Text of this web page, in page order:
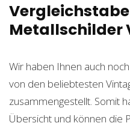
Metallschilder
Wir haben Ihnen auch
von den beliebtesten
zusammengestellt. Somit
Übersicht und können die